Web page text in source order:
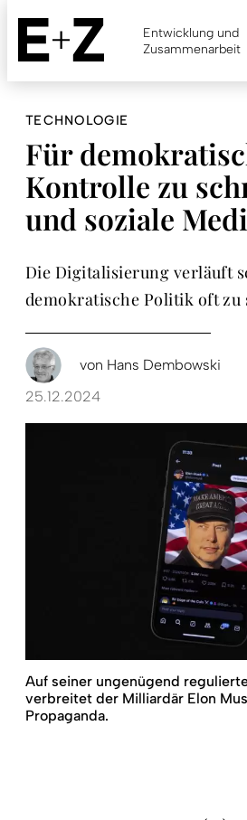
Skip
main
content
Entwicklung und
Zusammenarbeit
TECHNOLOGIE
Für
Kontrolle zu
und soziale
Die Digitalisierung verläuft
demokratische Politik oft zu
von Hans Dembowski
25.12.2024
Auf seiner ungenügend
verbreitet der Milliardär Elon
Propaganda.